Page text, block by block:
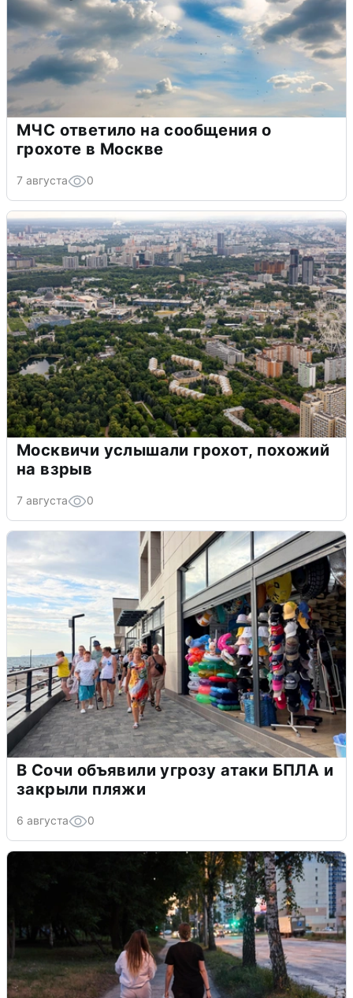
МЧС ответило на сообщения о
грохоте в Москве
7 августа 0
Москвичи услышали грохот, похожий
на взрыв
7 августа 0
В Сочи объявили угрозу атаки БПЛА и
закрыли пляжи
6 августа 0